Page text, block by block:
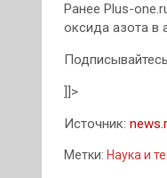
Ранее Plus-
оксида азота в
]]>
Источник:
Метки: Наука и